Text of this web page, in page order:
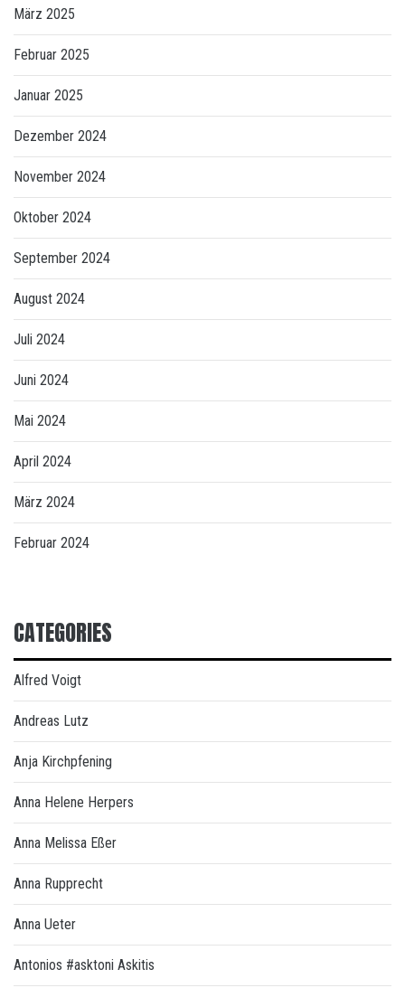
März 2025
Februar 2025
Januar 2025
Dezember 2024
November 2024
Oktober 2024
September 2024
August 2024
Juli 2024
Juni 2024
Mai 2024
April 2024
März 2024
Februar 2024
CATEGORIES
Alfred Voigt
Andreas Lutz
Anja Kirchpfening
Anna Helene Herpers
Anna Melissa Eßer
Anna Rupprecht
Anna Ueter
Antonios #asktoni Askitis